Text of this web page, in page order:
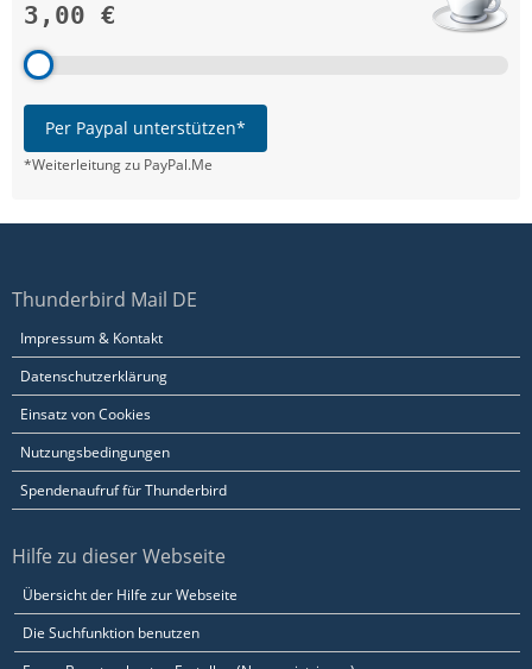
3,00 €
Per Paypal unterstützen*
*Weiterleitung zu PayPal.Me
Thunderbird Mail DE
Impressum & Kontakt
Datenschutzerklärung
Einsatz von Cookies
Nutzungsbedingungen
Spendenaufruf für Thunderbird
Hilfe zu dieser Webseite
Übersicht der Hilfe zur Webseite
Die Suchfunktion benutzen